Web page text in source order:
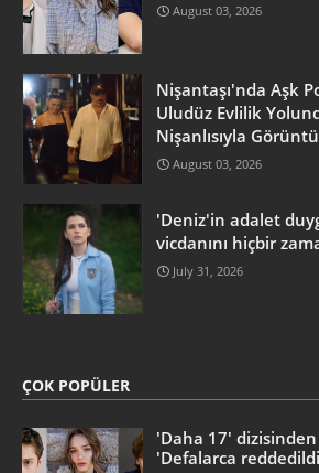
August 03, 2026
Nişantaşı'nda Aşk
Uludüz Evlilik
Nişanlısıyla
August 03, 2026
'Deniz'in adalet
vicdanını hiçbir
July 31, 2026
ÇOK POPÜLER
'Daha 17' dizisinden
'Defalarca